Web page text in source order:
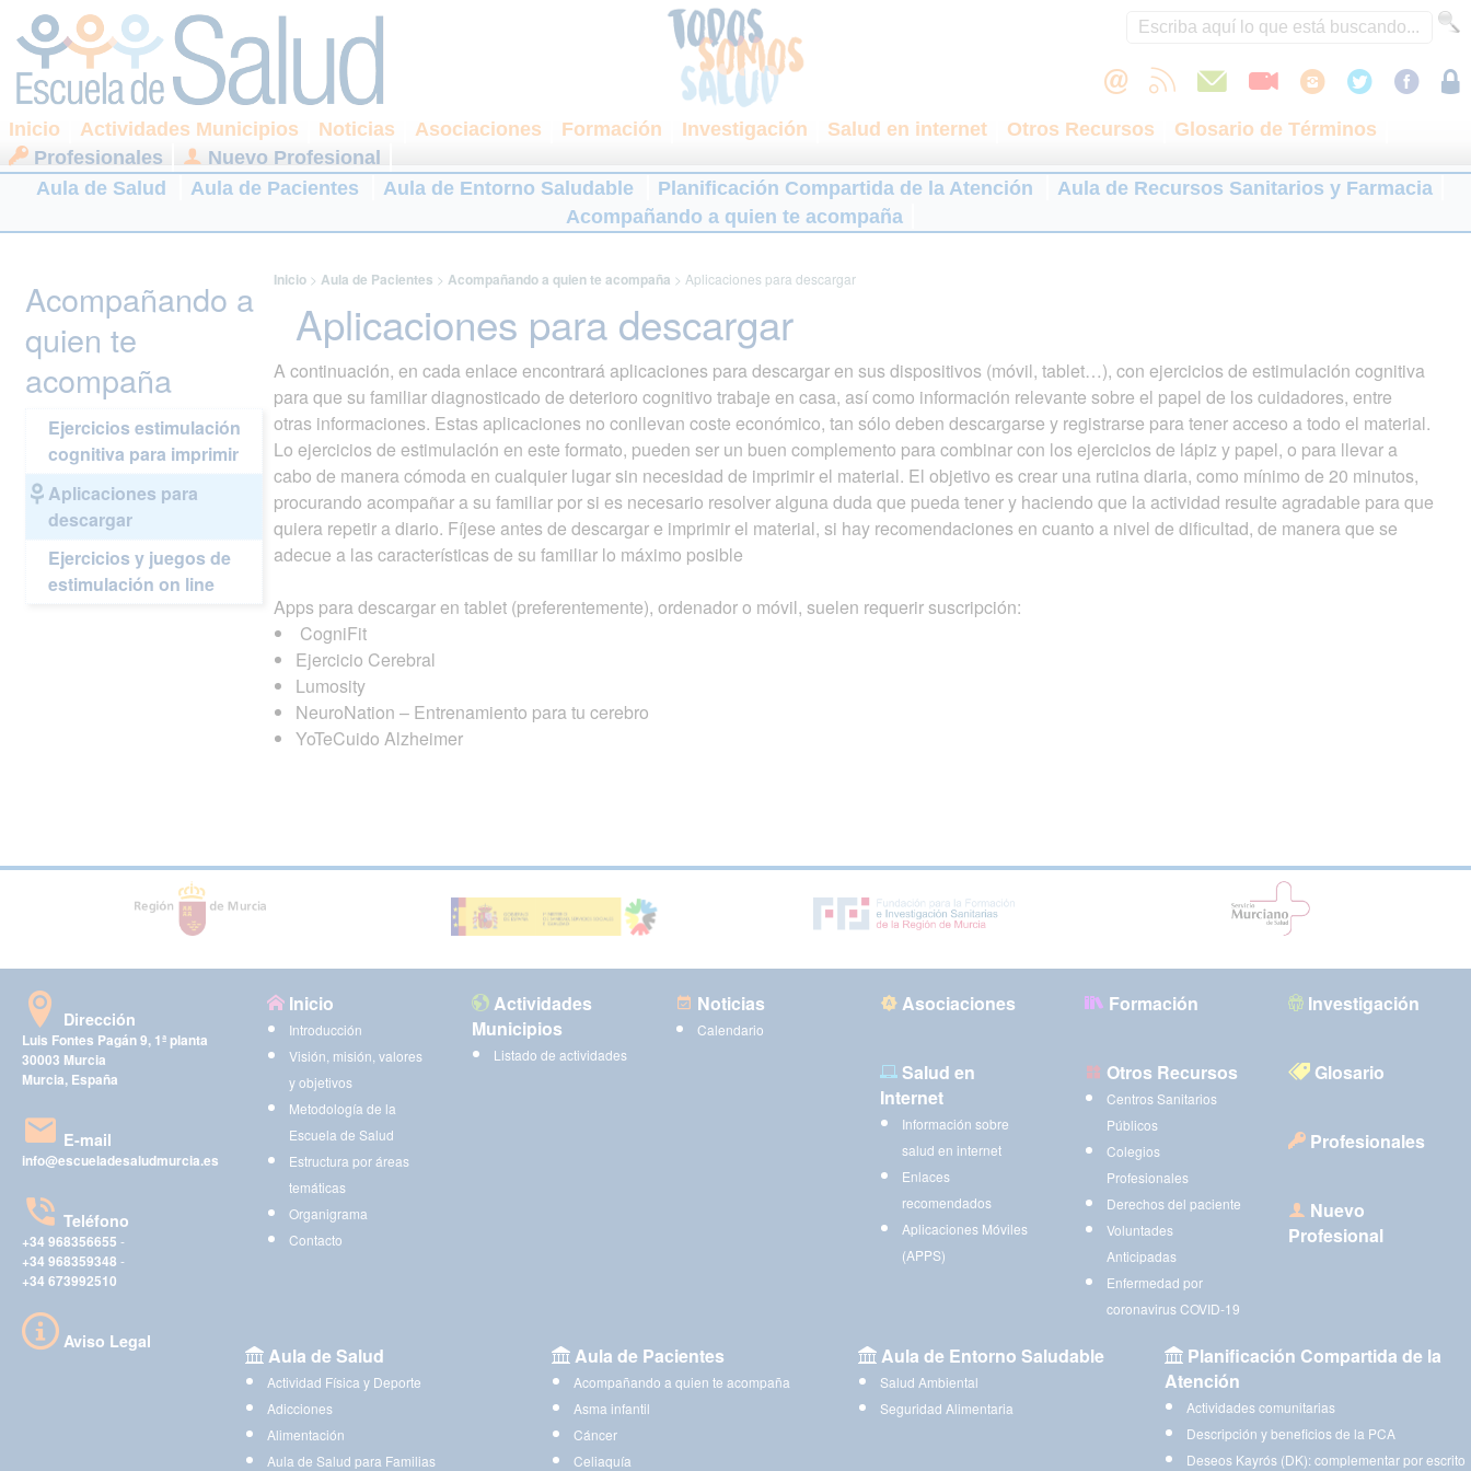
Inicio Actividades Municipios Noticias Asociaciones Formación Investigación Salud en internet Otros Recursos
Glosario de Términos
Profesionales
Nuevo Profesional
Aula de Salud
Aula de Pacientes Aula de Entorno Saludable Planificación Compartida de la Atención
Aula de Recursos Sanitarios y Farmacia
Acompañando a quien te acompaña
Acompañando a
quien te
acompaña
Ejercicios estimulación
cognitiva para imprimir
Aplicaciones para
descargar
Ejercicios y juegos de
estimulación on line
Inicio> Aula de Pacientes > Acompañando a quien te acompaña > Aplicaciones para descargar
Aplicaciones para descargar
A continuación, en cada enlace encontrará aplicaciones para descargar en sus dispositivos (móvil, tablet…), con ejercicios de estimulación cognitiva
para que su familiar diagnosticado de deterioro cognitivo trabaje en casa, así como información relevante sobre el papel de los cuidadores, entre
otras informaciones. Estas aplicaciones no conllevan coste económico, tan sólo deben descargarse y registrarse para tener acceso a todo el material.
Lo ejercicios de estimulación en este formato, pueden ser un buen complemento para combinar con los ejercicios de lápiz y papel, o para llevar a
cabo de manera cómoda en cualquier lugar sin necesidad de imprimir el material. El objetivo es crear una rutina diaria, como mínimo de 20 minutos,
procurando acompañar a su familiar por si es necesario resolver alguna duda que pueda tener y haciendo que la actividad resulte agradable para que
quiera repetir a diario. Fíjese antes de descargar e imprimir el material, si hay recomendaciones en cuanto a nivel de dificultad, de manera que se
adecue a las características de su familiar lo máximo posible
Apps para descargar en tablet (preferentemente), ordenador o móvil, suelen requerir suscripción:
CogniFit
Ejercicio Cerebral
Lumosity
NeuroNation – Entrenamiento para tu cerebro
YoTeCuido Alzheimer
Dirección
Luis Fontes Pagán 9, 1ª planta
30003 Murcia
Murcia, España
E-mail
info@escueladesaludmurcia.es
Teléfono
+34 968356655 -
+34 968359348 -
+34 673992510
Aviso Legal
Inicio
Introducción
Visión, misión, valores
y objetivos
Metodología de la
Escuela de Salud
Estructura por áreas
temáticas
Organigrama
Contacto
Actividades
Municipios
Listado de actividades
Noticias
Calendario
Asociaciones Formación Investigación
Salud en
Internet
Información sobre
salud en internet
Enlaces
recomendados
Aplicaciones Móviles
(APPS)
Otros Recursos
Centros Sanitarios
Públicos
Colegios
Profesionales
Derechos del paciente
Voluntades
Anticipadas
Enfermedad por
coronavirus COVID-19
Glosario
Profesionales
Nuevo
Profesional
Aula de Salud
Actividad Física y Deporte
Adicciones
Alimentación
Aula de Salud para Familias
Aula de Pacientes
Acompañando a quien te acompaña
Asma infantil
Cáncer
Celiaquía
Aula de Entorno Saludable
Salud Ambiental
Seguridad Alimentaria
Planificación Compartida de la
Atención
Actividades comunitarias
Descripción y beneficios de la PCA
Deseos Kayrós (DK): complementar por escrito